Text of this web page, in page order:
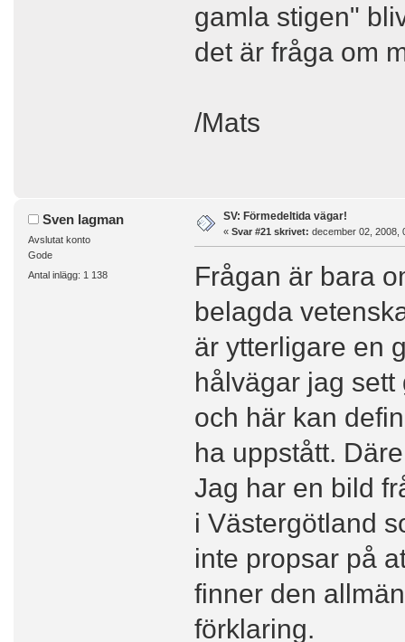
gamla stigen"
det är fråga om
/Mats
Sven lagman
Avslutat konto
Gode
Antal inlägg: 1 138
SV: Förmedeltida vägar!
« Svar #21 skrivet: december 02, 2008,
Frågan är bara
belagda
är ytterligare en
hålvägar jag
och här kan
ha uppstått.
Jag har en bild
i Västergötland
inte propsar på
finner den
förklaring.